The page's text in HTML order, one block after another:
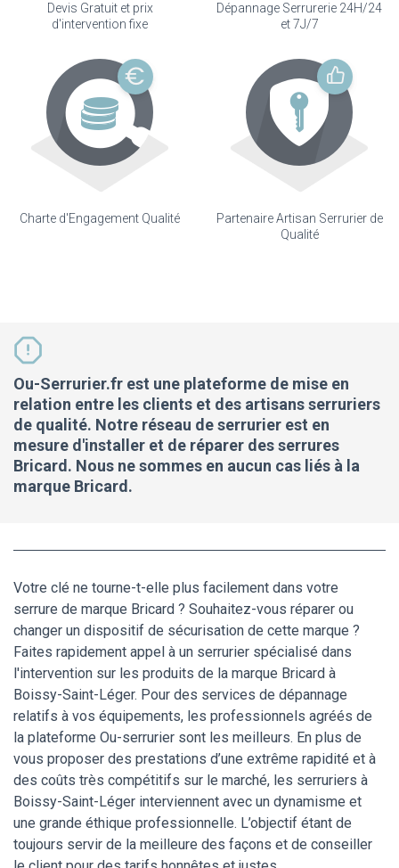
Devis Gratuit et prix
d'intervention fixe
Dépannage Serrurerie 24H/24
et 7J/7
Charte d'Engagement Qualité
Partenaire Artisan Serrurier de
Qualité
Ou-Serrurier.fr est une plateforme de mise en
relation entre les clients et des artisans serruriers
de qualité. Notre réseau de serrurier est en
mesure d'installer et de réparer des serrures
Bricard. Nous ne sommes en aucun cas liés à la
marque Bricard.
Votre clé ne tourne-t-elle plus facilement dans votre
serrure de marque Bricard ? Souhaitez-vous réparer ou
changer un dispositif de sécurisation de cette marque ?
Faites rapidement appel à un serrurier spécialisé dans
l'intervention sur les produits de la marque Bricard à
Boissy-Saint-Léger. Pour des services de dépannage
relatifs à vos équipements, les professionnels agréés de
la plateforme Ou-serrurier sont les meilleurs. En plus de
vous proposer des prestations d’une extrême rapidité et à
des coûts très compétitifs sur le marché, les serruriers à
Boissy-Saint-Léger interviennent avec un dynamisme et
une grande éthique professionnelle. L’objectif étant de
toujours servir de la meilleure des façons et de conseiller